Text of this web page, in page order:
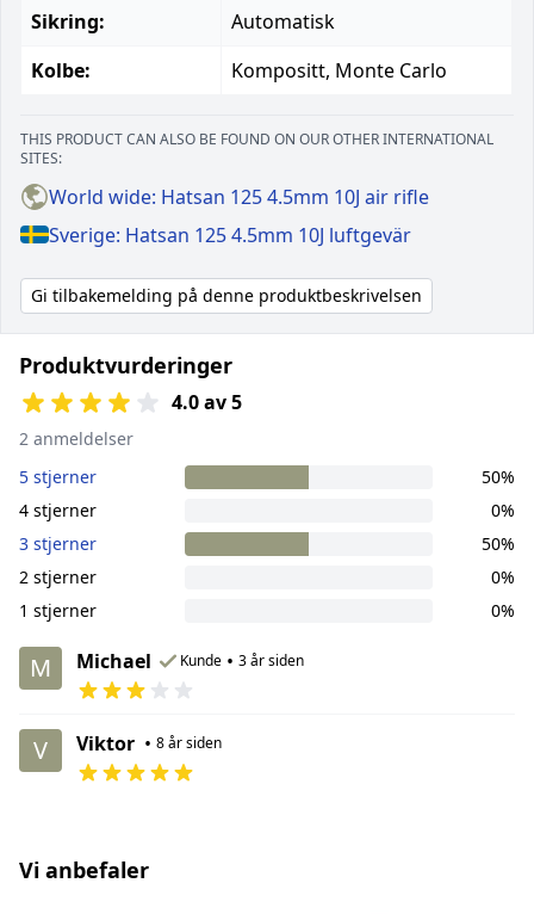
Sikring:
Automatisk
Kolbe:
Kompositt, Monte Carlo
THIS PRODUCT CAN ALSO BE FOUND ON OUR OTHER INTERNATIONAL
SITES:
World wide: Hatsan 125 4.5mm 10J air rifle
Sverige: Hatsan 125 4.5mm 10J luftgevär
Gi tilbakemelding på denne produktbeskrivelsen
Produktvurderinger
4.0 av 5
2 anmeldelser
5 stjerner
50%
4 stjerner
0%
3 stjerner
50%
2 stjerner
0%
1 stjerner
0%
M Michael Kunde • 3 år siden
V Viktor • 8 år siden
Vi anbefaler